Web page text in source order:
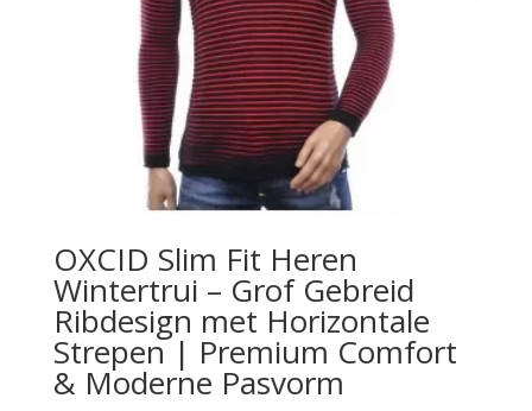
OXCID Slim Fit Heren
Wintertrui – Grof Gebreid
Ribdesign met Horizontale
Strepen | Premium Comfort
& Moderne Pasvorm